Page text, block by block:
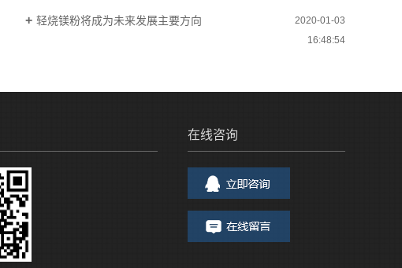
轻烧镁粉将成为未来发展主要方向
2020-01-03
16:48:54
在线咨询